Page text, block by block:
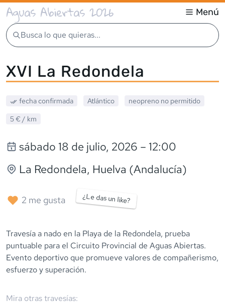
Aguas Abiertas 2026 Menú
Busca lo que quieras...
XVI La Redondela
fecha confirmada Atlántico neopreno no permitido
5 € / km
sábado 18 de julio, 2026 – 12:00
La Redondela, Huelva (Andalucía)
2 me gusta ¿Le das un like?
Travesía a nado en la Playa de la Redondela, prueba
puntuable para el Circuito Provincial de Aguas Abiertas.
Evento deportivo que promueve valores de compañerismo,
esfuerzo y superación.
Mira otras travesías: